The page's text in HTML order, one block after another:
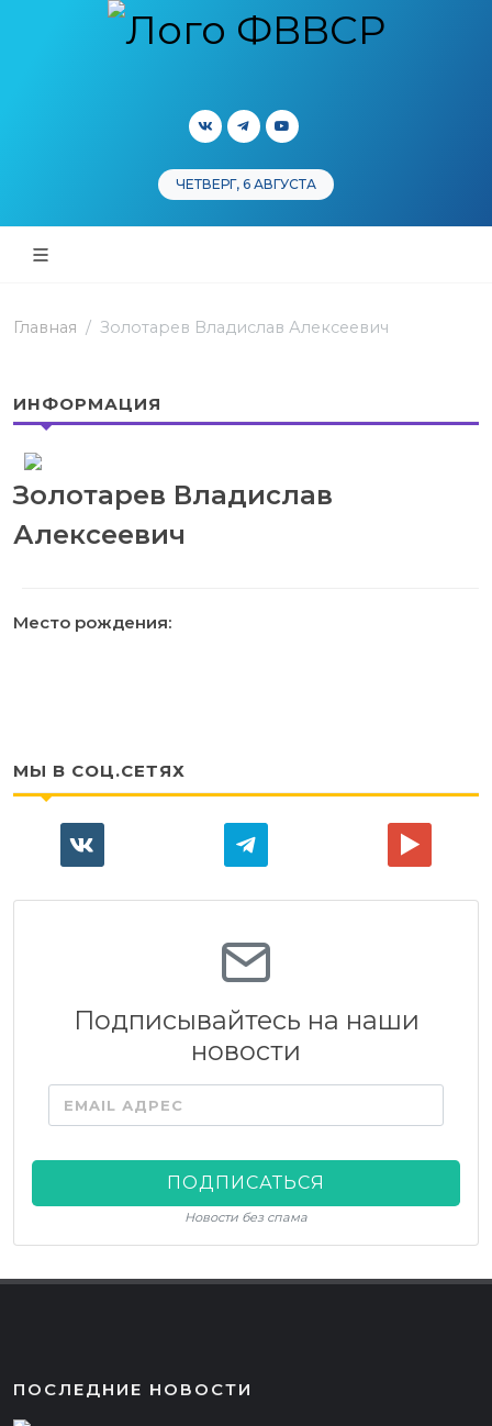
ЧЕТВЕРГ, 6 АВГУСТА
Главная Золотарев Владислав Алексеевич
ИНФОРМАЦИЯ
Золотарев Владислав
Алексеевич
Место рождения:
МЫ В СОЦ.СЕТЯХ
Подписывайтесь на наши
новости
EMAIL АДРЕС
ПОДПИСАТЬСЯ
Новости без спама
ПОСЛЕДНИЕ НОВОСТИ